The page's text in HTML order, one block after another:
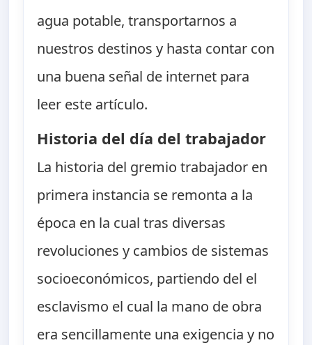
agua potable, transportarnos a
nuestros destinos y hasta contar con
una buena señal de internet para
leer este artículo.
Historia del día del trabajador
La historia del gremio trabajador en
primera instancia se remonta a la
época en la cual tras diversas
revoluciones y cambios de sistemas
socioeconómicos, partiendo del el
esclavismo el cual la mano de obra
era sencillamente una exigencia y no